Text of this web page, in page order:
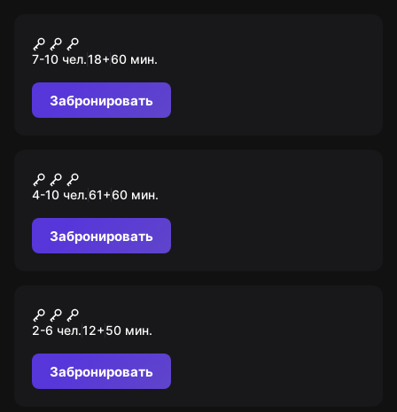
Зимний детектив
7-10 чел.18+60 мин.
Забронировать
Уэнсдей
4-10 чел.61+60 мин.
Забронировать
Beyond Medusa’s Gate
2-6 чел.12+50 мин.
Забронировать